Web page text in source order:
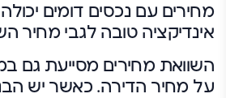
מחירים עם נכסים דומים
אינדיקציה טובה לגבי מחיר
השוואת מחירים מסייעת גם
על מחיר הדירה. כאשר יש